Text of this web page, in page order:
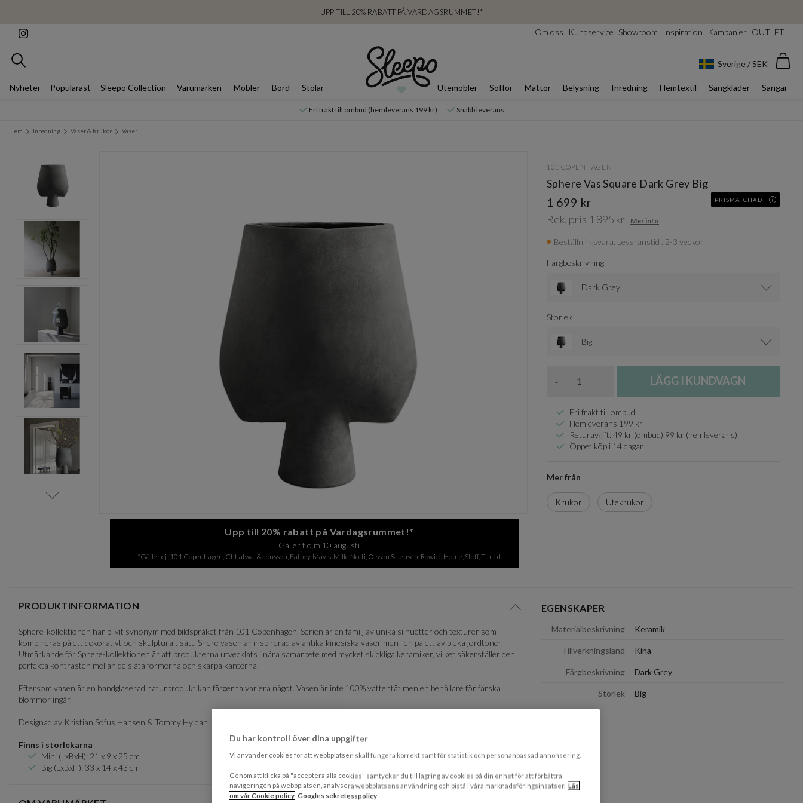
UPP TILL 20% RABATT PÅ VARDAGSRUMMET!*
Om oss Kundservice Showroom Inspiration Kampanjer OUTLET
Sök Sverige / SEK
Nyheter Populärast Sleepo Collection Varumärken Möbler Bord Stolar Utemöbler Soffor Mattor Belysning Inredning Hemtextil Sängkläder Sängar
Fri frakt till ombud (hemleverans 199 kr) Snabb leverans
Hem Inredning Vaser & Krukor Vaser
Item
Item
Upp till 20% rabatt på Vardagsrummet!*
Gäller t.o.m 10 augusti
*Gäller ej: 101 Copenhagen, Chhatwal & Jonsson, Fatboy, Mavis, Mille Notti, Olsson & Jensen, Rowico Home, Stoff, Tinted
101 COPENHAGEN
Sphere Vas Square Dark Grey Big
1 699 kr PRISMATCHAD
Rek. pris 1 895 kr Mer info
Beställningsvara. Leveranstid : 2-3 veckor
Färgbeskrivning
Dark Grey
Storlek
Big
- + LÄGG I KUNDVAGN
Fri frakt till ombud
Hemleverans 199 kr
Returavgift: 49 kr (ombud) 99 kr (hemleverans)
Öppet köp i 14 dagar
Mer från
Krukor Utekrukor
PRODUKTINFORMATION
Visa/dölj
Sphere-kollektionen har blivit synonym med bildspråket från 101 Copenhagen. Serien är en familj av unika silhuetter och texturer som
kombineras på ett dekorativt och skulpturalt sätt. Shere vasen är inspirerad av antika kinesiska vaser men i en palett av bleka jordtoner.
Utmärkande för Sphere-kollektionen är att produkterna utvecklats i nära samarbete med mycket skickliga keramiker, vilket säkerställer den
perfekta kontrasten mellan de släta formerna och skarpa kanterna.
Eftersom vasen är en handglaserad naturprodukt kan färgerna variera något. Vasen är inte 100% vattentät men en behållare för färska
blommor ingår.
Designad av Kristian Sofus Hansen & Tommy Hyldahl för 101 Copenhagen. Tillverkad i keramik.
Finns i storlekarna
Mini (LxBxH): 21 x 9 x 25 cm
Big (LxBxH): 33 x 14 x 43 cm
EGENSKAPER
Materialbeskrivning Keramik
Tillverkningsland Kina
Färgbeskrivning Dark Grey
Storlek Big
Du har kontroll över dina uppgifter
Vi använder cookies för att webbplatsen skall fungera korrekt samt för statistik och personanpassad annonsering.
Genom att klicka på "acceptera alla cookies" samtycker du till lagring av cookies på din enhet för att förbättra
navigeringen på webbplatsen, analysera webbplatsens användning och bistå i våra marknadsföringsinsatser. Läs
om vår Cookie policy Googles sekretesspolicy